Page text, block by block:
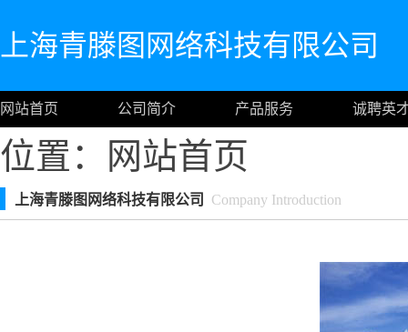
上海青滕图网络科技有限公司
网站首页 公司简介 产品服务 诚聘英
位置： 网站首页
上海青滕图网络科技有限公司 Company Introduction